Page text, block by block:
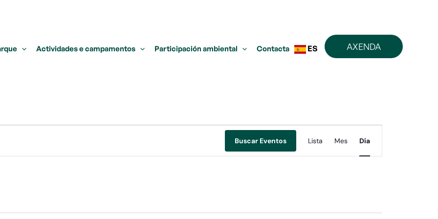
Actividades e campamentos Participación ambiental Contacta ES AXENDA
Buscar Eventos
de
vistas
Lista Mes Día